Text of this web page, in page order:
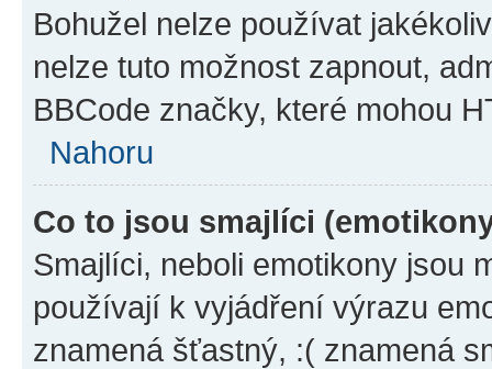
Bohužel nelze používat
nelze tuto možnost zapnout,
BBCode značky, které mohou
Nahoru
Co to jsou smajlíci
Smajlíci, neboli emotikony jsou
používají k vyjádření výrazu
znamená šťastný, :( znamená